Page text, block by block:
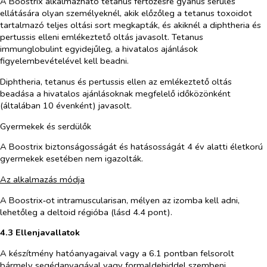
ellátására olyan személyeknél, akik előzőleg a tetanus toxoidot
tartalmazó teljes oltási sort megkapták, és akiknél a diphtheria és
pertussis elleni emlékeztető oltás javasolt. Tetanus
immunglobulint egyidejűleg, a hivatalos ajánlások
figyelembevételével kell beadni.
Diphtheria, tetanus és pertussis ellen az emlékeztető oltás
beadása a hivatalos ajánlásoknak megfelelő időközönként
(általában 10 évenként) javasolt.
Gyermekek és serdülők
A Boostrix biztonságosságát és hatásosságát 4 év alatti életkorú
gyermekek esetében nem igazolták.
Az alkalmazás módja
A Boostrix‑ot intramuscularisan, mélyen az izomba kell adni,
lehetőleg a deltoid régióba (lásd 4.4 pont).
4.3 Ellenjavallatok
A készítmény hatóanyagaival vagy a 6.1 pontban felsorolt